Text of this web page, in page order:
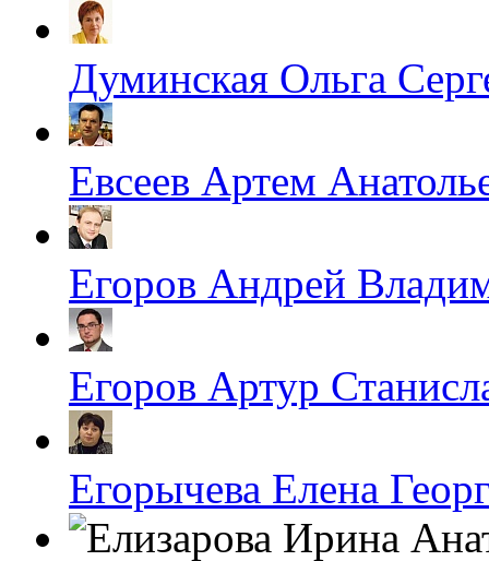
Думинская Ольга
Евсеев Артем
Егоров Андрей
Егоров Артур
Егорычева Елена